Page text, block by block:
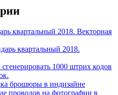
квартальный 2018. Векторная
квартальный 2018.
1000 штрих кодов
брошюры в индизайне
проводов на фотографии в